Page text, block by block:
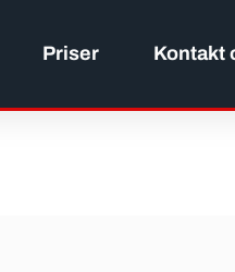
Priser Kontakt